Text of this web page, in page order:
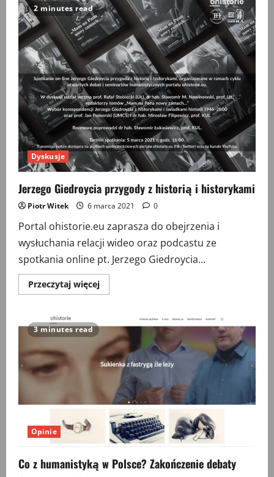
w
humanistyce.
Tropy,
konteksty,
doświadczenia
2 minutes read
Dyskusje
Jerzego Giedroycia przygody z historią i historykami
Piotr Witek 6 marca 2021 0
Portal ohistorie.eu zaprasza do obejrzenia i
wysłuchania relacji wideo oraz podcastu ze
spotkania online pt. Jerzego Giedroycia...
Przeczytaj więcejPrzeczytaj
więcej
Giedroycia
przygody
historią
historykami
3 minutes read
Opinie
Co z humanistyką w Polsce? Zakończenie debaty